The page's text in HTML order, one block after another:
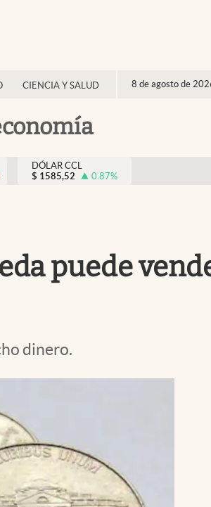
CIENCIA Y SALUD 8 de agosto de
DÓLAR CCL
$ 1585,52 0.87%
puede
dinero.